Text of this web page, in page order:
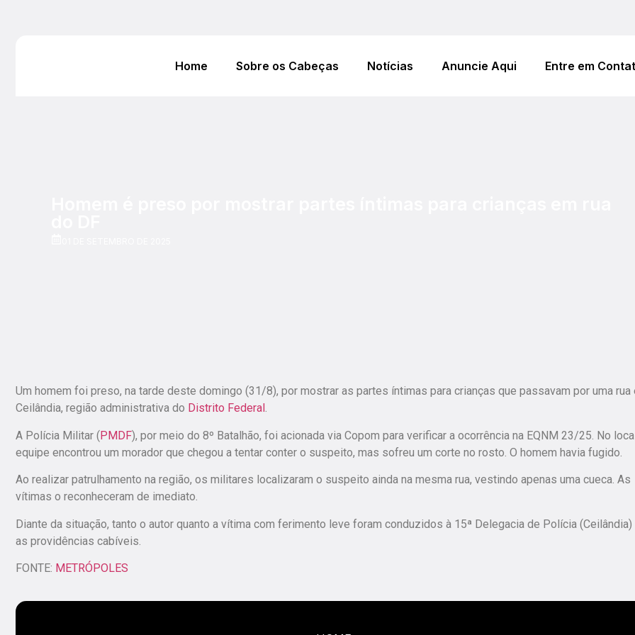
Home Sobre os Cabeças Notícias Anuncie Aqui Entre em
Um homem foi preso, na tarde deste domingo (31/8), por mostrar as partes íntimas para crianças que passavam por uma rua
Ceilândia, região administrativa do Distrito Federal .
A Polícia Militar (PMDF), por meio do 8º Batalhão, foi acionada via Copom para verificar a ocorrência na EQNM 23/25. No
equipe encontrou um morador que chegou a tentar conter o suspeito, mas sofreu um corte no rosto. O homem havia fugido.
Ao realizar patrulhamento na região, os militares localizaram o suspeito ainda na mesma rua, vestindo apenas uma cueca. As
vítimas o reconheceram de imediato.
Diante da situação, tanto o autor quanto a vítima com ferimento leve foram conduzidos à 15ª Delegacia de Polícia (Ceilândia)
as providências cabíveis.
FONTE: METRÓPOLES